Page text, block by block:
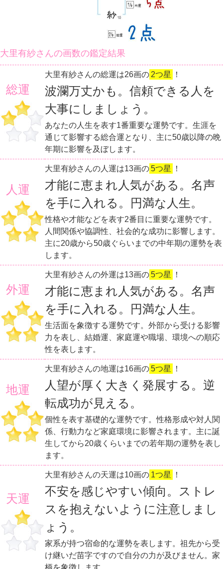
大里有紗さんの画数の鑑定結果
総運
大里有紗さんの総運は26画の 2つ星 ！
波瀾万丈かも。信頼できる人を
大事にしましょう。
あなたの人生を表す1番重要な運勢です。生涯を
通じて影響する総合運となり、主に50歳以降の晩
年期に影響を及ぼします。
人運
大里有紗さんの人運は13画の5つ星 ！
才能に恵まれ人気がある。名声
を手に入れる。円満な人生。
性格や才能などを表す2番目に重要な運勢です。
人間関係や協調性、社会的な成功に影響します。
主に20歳から50歳ぐらいまでの中年期の運勢を表
します。
外運
大里有紗さんの外運は13画の5つ星 ！
才能に恵まれ人気がある。名声
を手に入れる。円満な人生。
生活面を象徴する運勢です。外部から受ける影響
力を表し、結婚運、家庭運や職場、環境への順応
性を表します。
地運
大里有紗さんの地運は16画の5つ星 ！
人望が厚く大きく発展する。逆
転成功が見える。
個性を表す基礎的な運勢です。性格形成や対人関
係、行動力など家庭環境に影響されます。主に誕
生してから20歳くらいまでの若年期の運勢を表し
ます。
天運
大里有紗さんの天運は10画の 1つ星 ！
不安を感じやすい傾向。ストレ
スを抱えないように注意しまし
ょう。
家系が持つ宿命的な運勢を表します。祖先から受
け継いだ苗字ですので自分の力が及びません。家
柄を象徴します。